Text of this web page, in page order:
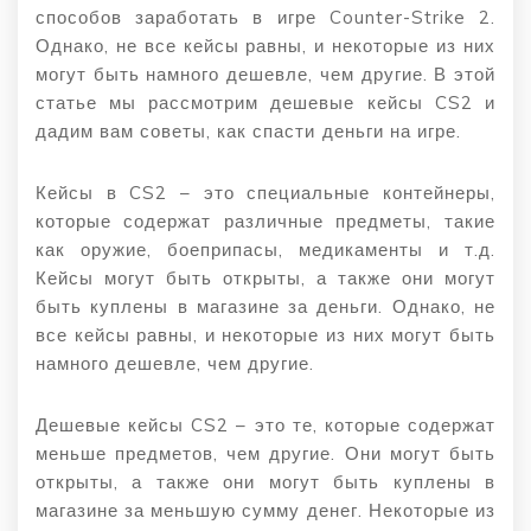
способов заработать в игре Counter-Strike 2.
Однако, не все кейсы равны, и некоторые из них
могут быть намного дешевле, чем другие. В этой
статье мы рассмотрим дешевые кейсы CS2 и
дадим вам советы, как спасти деньги на игре.
Кейсы в CS2 – это специальные контейнеры,
которые содержат различные предметы, такие
как оружие, боеприпасы, медикаменты и т.д.
Кейсы могут быть открыты, а также они могут
быть куплены в магазине за деньги. Однако, не
все кейсы равны, и некоторые из них могут быть
намного дешевле, чем другие.
Дешевые кейсы CS2 – это те, которые содержат
меньше предметов, чем другие. Они могут быть
открыты, а также они могут быть куплены в
магазине за меньшую сумму денег. Некоторые из